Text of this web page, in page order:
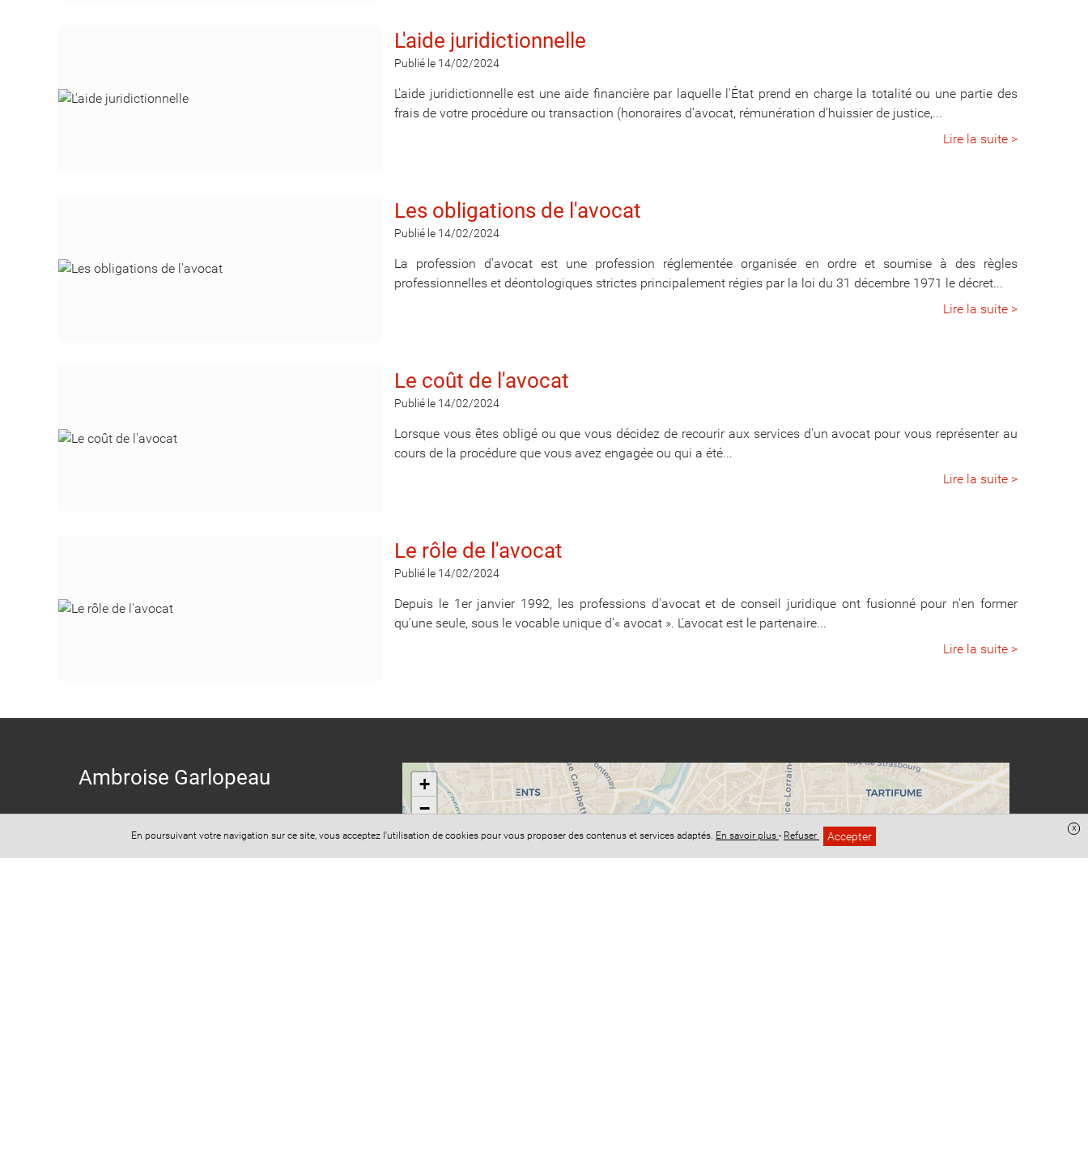
L'aide juridictionnelle
Publié le 14/02/2024
L'aide juridictionnelle est une aide financière par laquelle l'État prend en charge la totalité ou une partie des
frais de votre procédure ou transaction (honoraires d'avocat, rémunération d'huissier de justice,...
Lire la suite >
Les obligations de l'avocat
Publié le 14/02/2024
La profession d'avocat est une profession réglementée organisée en ordre et soumise à des règles
professionnelles et déontologiques strictes principalement régies par la loi du 31 décembre 1971 le décret...
Lire la suite >
Le coût de l'avocat
Publié le 14/02/2024
Lorsque vous êtes obligé ou que vous décidez de recourir aux services d'un avocat pour vous représenter au
cours de la procédure que vous avez engagée ou qui a été...
Lire la suite >
Le rôle de l'avocat
Publié le 14/02/2024
Depuis le 1er janvier 1992, les professions d'avocat et de conseil juridique ont fusionné pour n'en former
qu'une seule, sous le vocable unique d'« avocat ». L'avocat est le partenaire...
Lire la suite >
Ambroise Garlopeau
79000 Niort
+
−
En poursuivant votre navigation sur ce site, vous acceptez l'utilisation de cookies pour vous proposer des contenus et services adaptés. En savoir plus - Refuser Accepter
x